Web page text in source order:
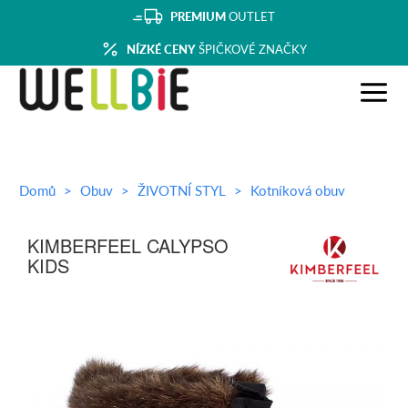
PREMIUMOUTLET
NÍZKÉ CENYŠPIČKOVÉ ZNAČKY
Domů Obuv ŽIVOTNÍ STYL Kotníková obuv
KIMBERFEEL CALYPSO
KIDS